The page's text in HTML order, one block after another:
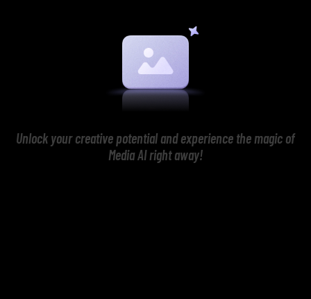
Unlock your creative potential and experience the magic of
Media AI right away!